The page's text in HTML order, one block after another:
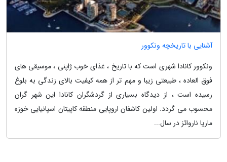
آشنایی با تاریخچه ونکوور
ونکوور کانادا شهری است که با تاریخ ، غذای خوب ژاپنی ، موسیقی های
فوق العاده ، طبیعتی زیبا و مهم تر از همه کیفیت بالای زندگی به بلوغ
رسیده است ، از دیدگاه بسیاری از گردشگران کانادا این شهر گران
محسوب می گردد. اولین کاشفان اروپایی منطقه کاپیتان اسپانیایی خوزه
ماریا ناروائز در سال...